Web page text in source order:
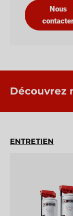
Nous
Découvrez
ENTRETIEN